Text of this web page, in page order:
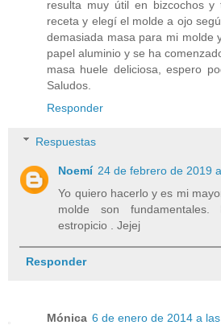
resulta muy útil en bizcochos y
receta y elegí el molde a ojo
demasiada masa para mi molde
papel aluminio y se ha
masa huele deliciosa, espero
Saludos.
Responder
Respuestas
Noemí 24 de febrero de 2019
Yo quiero hacerlo y es mi
molde son fundamentales.
estropicio . Jejej
Responder
Mónica 6 de enero de 2014 a